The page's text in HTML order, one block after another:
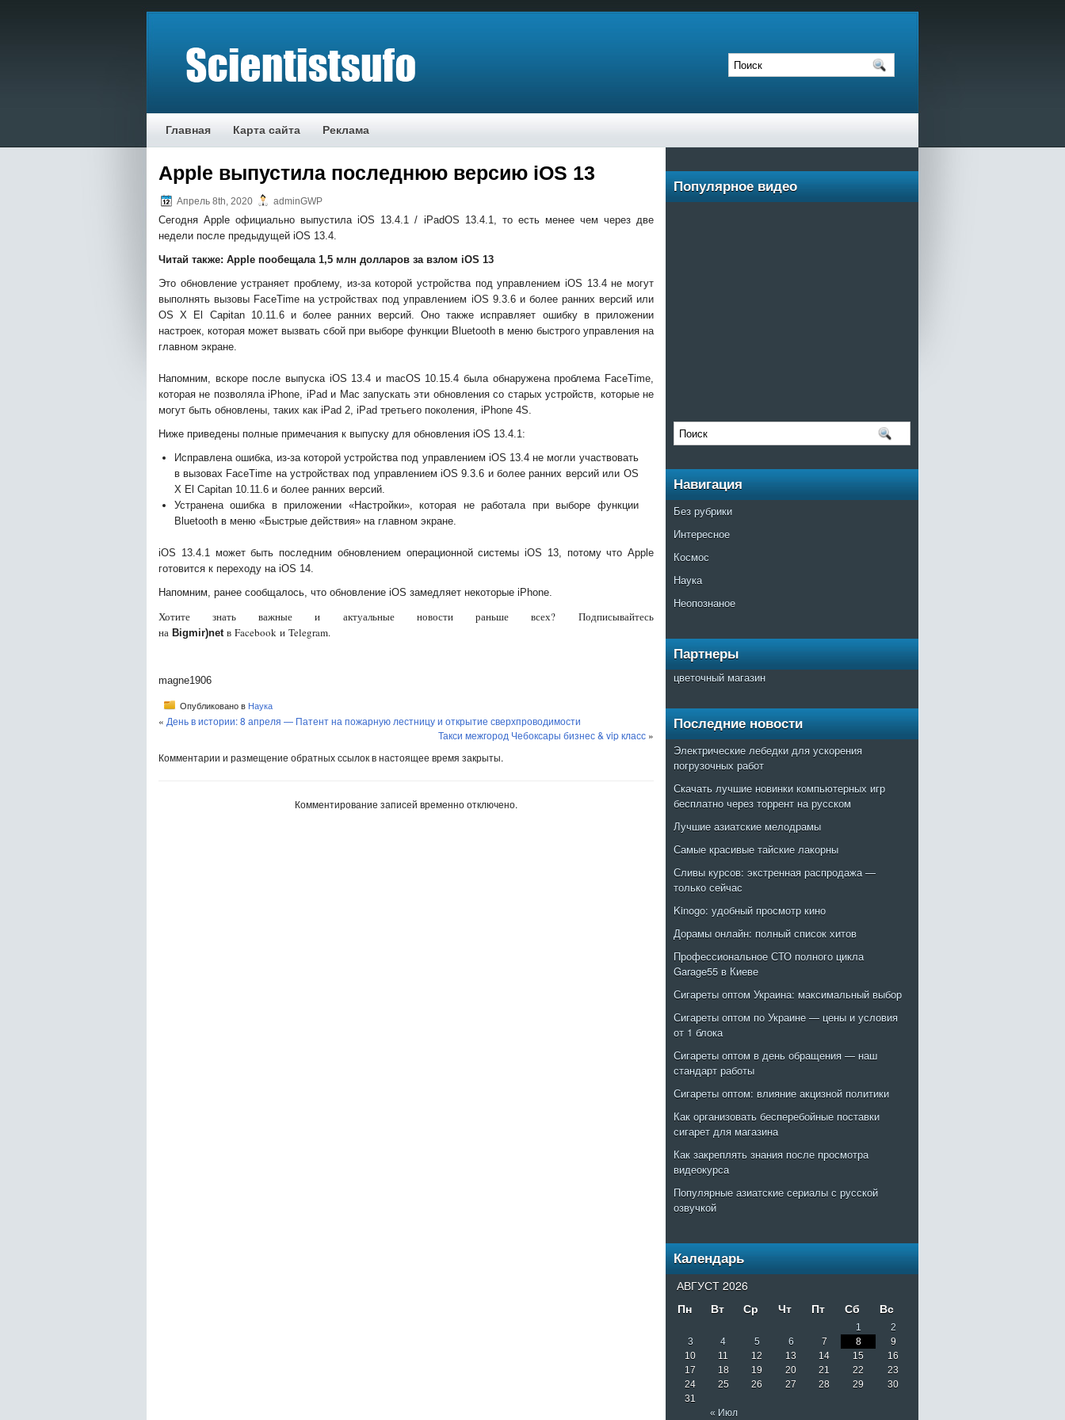
Главная Карта сайта Реклама
Apple выпустила последнюю версию iOS 13
Апрель 8th, 2020 adminGWP
Сегодня Apple официально выпустила iOS 13.4.1 / iPadOS 13.4.1, то есть менее чем через две
недели после предыдущей iOS 13.4.
Читай также: Apple пообещала 1,5 млн долларов за взлом iOS 13
Это обновление устраняет проблему, из-за которой устройства под управлением iOS 13.4 не могут
выполнять вызовы FaceTime на устройствах под управлением iOS 9.3.6 и более ранних версий или
OS X El Capitan 10.11.6 и более ранних версий. Оно также исправляет ошибку в приложении
настроек, которая может вызвать сбой при выборе функции Bluetooth в меню быстрого управления на
главном экране.
Напомним, вскоре после выпуска iOS 13.4 и macOS 10.15.4 была обнаружена проблема FaceTime,
которая не позволяла iPhone, iPad и Mac запускать эти обновления со старых устройств, которые не
могут быть обновлены, таких как iPad 2, iPad третьего поколения, iPhone 4S.
Ниже приведены полные примечания к выпуску для обновления iOS 13.4.1:
Исправлена ​​ошибка, из-за которой устройства под управлением iOS 13.4 не могли участвовать
в вызовах FaceTime на устройствах под управлением iOS 9.3.6 и более ранних версий или OS
X El Capitan 10.11.6 и более ранних версий.
Устранена ошибка в приложении «Настройки», которая не работала при выборе функции
Bluetooth в меню «Быстрые действия» на главном экране.
iOS 13.4.1 может быть последним обновлением операционной системы iOS 13, потому что Apple
готовится к переходу на iOS 14.
Напомним, ранее сообщалось, что обновление iOS замедляет некоторые iPhone.
Хотите знать важные и актуальные новости раньше всех? Подписывайтесь
на Bigmir)net в Facebook и Telegram.
magne1906
Опубликовано в Наука
« День в истории: 8 апреля — Патент на пожарную лестницу и открытие сверхпроводимости
Такси межгород Чебоксары бизнес & vip класс »
Комментарии и размещение обратных ссылок в настоящее время закрыты.
Комментирование записей временно отключено.
Популярное видео
Навигация
Без рубрики
Интересное
Космос
Наука
Неопознаное
Партнеры
цветочный магазин
Последние новости
Электрические лебедки для ускорения
погрузочных работ
Скачать лучшие новинки компьютерных игр
бесплатно через торрент на русском
Лучшие азиатские мелодрамы
Самые красивые тайские лакорны
Сливы курсов: экстренная распродажа —
только сейчас
Kinogo: удобный просмотр кино
Дорамы онлайн: полный список хитов
Профессиональное СТО полного цикла
Garage55 в Киеве
Сигареты оптом Украина: максимальный выбор
Сигареты оптом по Украине — цены и условия
от 1 блока
Сигареты оптом в день обращения — наш
стандарт работы
Сигареты оптом: влияние акцизной политики
Как организовать бесперебойные поставки
сигарет для магазина
Как закреплять знания после просмотра
видеокурса
Популярные азиатские сериалы с русской
озвучкой
Календарь
АВГУСТ 2026
Пн
Вт Ср Чт Пт Сб Вс
« Июл
1
2
3
4 5 6 7 8
9
10
11 12 13 14 15
16
17
18 19 20 21 22
23
24
25 26 27 28 29
30
31